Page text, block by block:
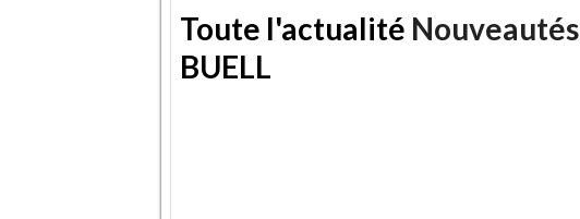
Toute l'actualité Nouveautés
BUELL